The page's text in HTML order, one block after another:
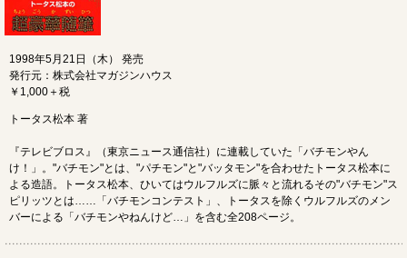
1998年5月21日（木） 発売
発行元：株式会社マガジンハウス
￥1,000＋税
トータス松本 著
『テレビブロス』（東京ニュース通信社）に連載していた「バチモンやん
け！」。"バチモン"とは、"パチモン"と"バッタモン"を合わせたトータス松本に
よる造語。トータス松本、ひいてはウルフルズに脈々と流れるその"バチモン"ス
ピリッツとは……「バチモンコンテスト」、トータスを除くウルフルズのメン
バーによる「バチモンやねんけど…」を含む全208ページ。